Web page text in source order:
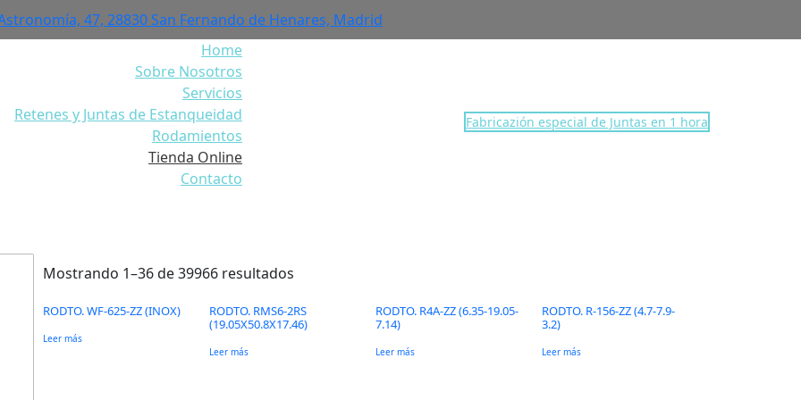
47, 28830 San Fernando de Henares, Madrid
Home
Sobre Nosotros
Servicios
Retenes y Juntas de Estanqueidad
Rodamientos
Tienda Online
Contacto
Fabricazión especial de Juntas en 1 hora
Mostrando 1–36 de 39966 resultados
RODTO. WF-625-ZZ (INOX)
Leer más
RODTO. RMS6-2RS
(19.05X50.8X17.46)
Leer más
RODTO. R4A-ZZ (6.35-19.05-
7.14)
Leer más
RODTO. R-156-ZZ (4.7-7.9-
3.2)
Leer más